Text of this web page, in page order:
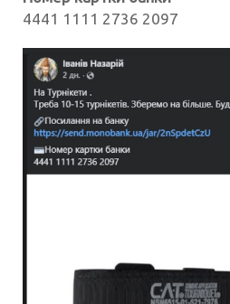
4441 1111 2736 2097